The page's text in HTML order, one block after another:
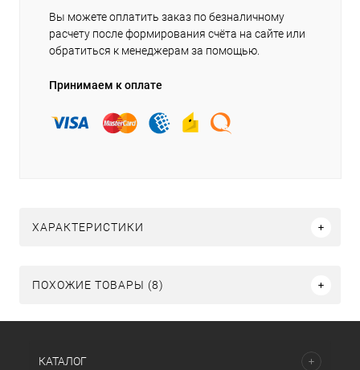
Вы можете оплатить заказ по безналичному
расчету после формирования счёта на сайте или
обратиться к менеджерам за помощью.
Принимаем к оплате
ХАРАКТЕРИСТИКИ
ПОХОЖИЕ ТОВАРЫ (8)
КАТАЛОГ